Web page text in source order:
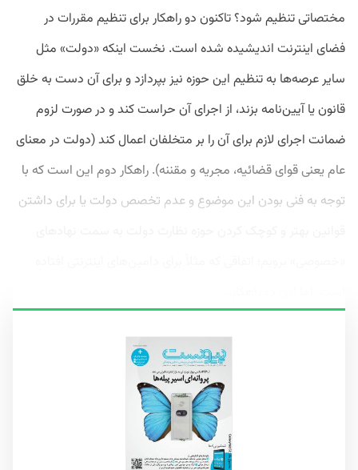
مختصاتی تنظیم شود؟ تاکنون دو راهکار برای تنظیم مقررات در
فضای اینترنت اندیشیده شده است. نخست اینکه «دولت» مثل
سایر عرصه‌ها به تنظیم این حوزه نیز بپردازد و برای آن دست به خلق
قانون یا آیین‌نامه بزند، از اجرای آن حراست کند و در صورت لزوم
ضمانت اجرای لازم برای آن را بر متخلفان اعمال کند (دولت در معنای
عام یعنی قوای قضائیه، مجریه و مقننه). راهکار دوم این است که با
توجه به فنی بودن این موضوع و عدم تخصص دولت یا برای داشتن